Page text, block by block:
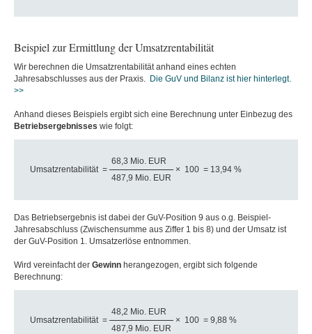
Beispiel zur Ermittlung der Umsatzrentabilität
Wir berechnen die Umsatzrentabilität anhand eines echten
Jahresabschlusses aus der Praxis. Die GuV und Bilanz ist hier hinterlegt.
>>
Anhand dieses Beispiels ergibt sich eine Berechnung unter Einbezug des
Betriebsergebnisses wie folgt:
Umsatzrentabilität =
68,3 Mio. EUR
× 100 = 13,94 %
487,9 Mio. EUR
Das Betriebsergebnis ist dabei der GuV-Position 9 aus o.g. Beispiel-
Jahresabschluss (Zwischensumme aus Ziffer 1 bis 8) und der Umsatz ist
der GuV-Position 1. Umsatzerlöse entnommen.
Wird vereinfacht der Gewinn herangezogen, ergibt sich folgende
Berechnung:
Umsatzrentabilität =
48,2 Mio. EUR
× 100 = 9,88 %
487,9 Mio. EUR